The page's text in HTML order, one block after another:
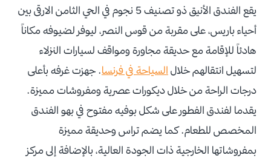
يقع الفندق الأنيق ذو تصنيف 5 نجوم في الحي الثامن الارقى بين
أحياء باريس، على مقربة من قوس النصر، ليوفر لضيوفه مكاناً
هادئاً للإقامة مع حديقة مجاورة ومواقف لسيارات النزلاء
لتسهيل انتقالهم خلال السياحة في فرنسا. جهزت غرفه بأعلى
درجات الراحة من خلال ديكورات عصرية ومفروشات مميزة.
يقدما لفندق الفطور على شكل بوفيه مفتوح في بهو الفندق
المخصص للطعام. كما يضم تراس وحديقة مميزة
بمفروشاتها الخارجية ذات الجودة العالية، بالإضافة إلى مركز